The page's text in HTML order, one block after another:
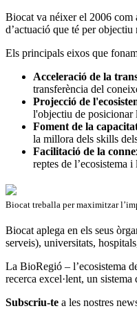
Biocat va néixer el 2006 com
d’actuació que té per
Els principals eixos que
Acceleració de la
transferència del
Projecció de
l'objectiu de posicionar
Foment de la
la millora dels skills
Facilitació de la
reptes de l’ecosistema
Biocat treballa per maximitzar
Biocat aplega en els seus
serveis), universitats,
La BioRegió – l’ecosistema
recerca excel·lent, un
Subscriu-te a les nostres